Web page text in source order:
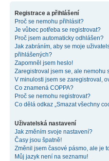
Registrace a přihlášení
Proč se nemohu přihlásit?
Je vůbec potřeba se registrovat?
Proč jsem automaticky odhlášen?
Jak zabráním, aby se moje
přihlášených?
Zapomněl jsem heslo!
Zaregistroval jsem se, ale nemohu
V minulosti jsem se zaregistroval,
Co znamená COPPA?
Proč se nemohu registrovat?
Co dělá odkaz „Smazat všechny
Uživatelská nastavení
Jak změním svoje nastavení?
Časy jsou špatně!
Změnil jsem časové pásmo, ale je
Můj jazyk není na seznamu!